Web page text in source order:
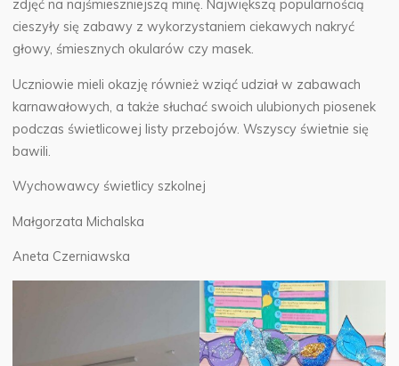
zdjęć na najśmieszniejszą minę. Największą popularnością
cieszyły się zabawy z wykorzystaniem ciekawych nakryć
głowy, śmiesznych okularów czy masek.
Uczniowie mieli okazję również wziąć udział w zabawach
karnawałowych, a także słuchać swoich ulubionych piosenek
podczas świetlicowej listy przebojów. Wszyscy świetnie się
bawili.
Wychowawcy świetlicy szkolnej
Małgorzata Michalska
Aneta Czerniawska